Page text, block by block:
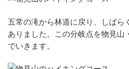
五常の滝から林道に戻り、しばら
ありました。この分岐点を物見山
でいきます。